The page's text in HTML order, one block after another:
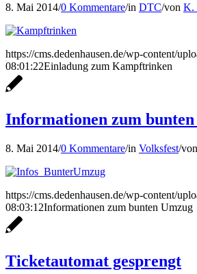
8. Mai 2014/0 Kommentare/in DTC/von K.
https://cms.dedenhausen.de/wp-content/
08:01:22Einladung zum Kampftrinken
Informationen zum
8. Mai 2014/0 Kommentare/in Volksfest/von
https://cms.dedenhausen.de/wp-content/
08:03:12Informationen zum bunten Umzug
Ticketautomat gesprengt